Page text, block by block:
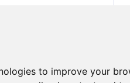
to improve your